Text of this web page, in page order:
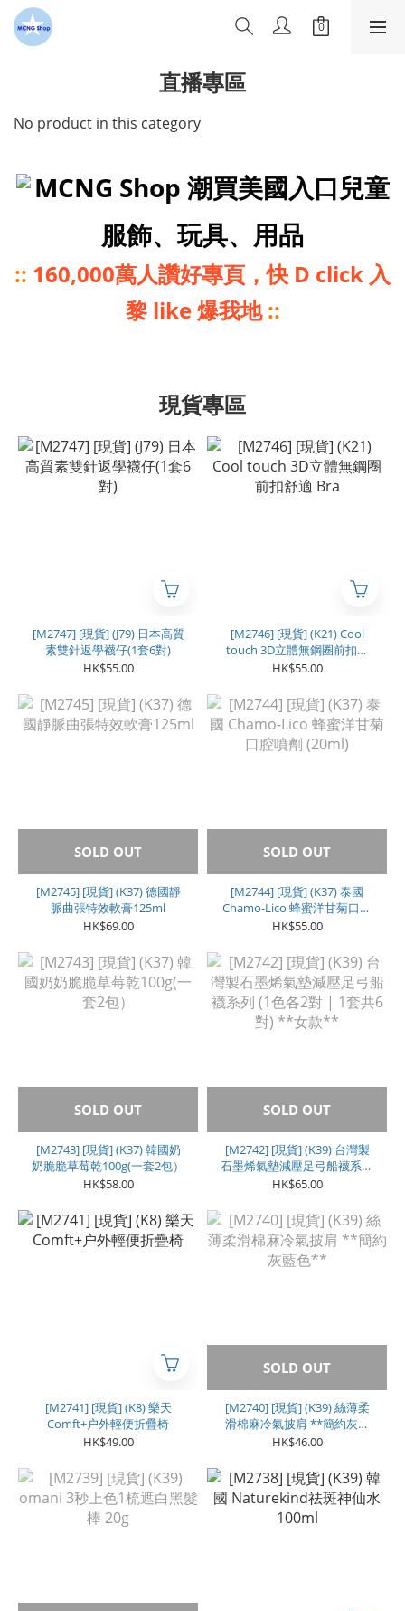
直播專區
No product in this category
MCNG Shop 潮買美國入口兒童
服飾、玩具、用品
:: 160,000萬人讚好專頁，快 D click 入
黎 like 爆我地::
現貨專區
[M2747] [現貨] (J79) 日本高質
素雙針返學襪仔(1套6對)
HK$55.00
[M2746] [現貨] (K21) Cool
touch 3D立體無鋼圈前扣舒
適 Bra
HK$55.00
SOLD OUT
[M2745] [現貨] (K37) 德國靜
脈曲張特效軟膏125ml
HK$69.00
SOLD OUT
[M2744] [現貨] (K37) 泰國
Chamo-Lico 蜂蜜洋甘菊口腔
噴劑 (20ml)
HK$55.00
SOLD OUT
[M2743] [現貨] (K37) 韓國奶
奶脆脆草莓乾100g(一套2包）
HK$58.00
SOLD OUT
[M2742] [現貨] (K39) 台灣製
石墨烯氣墊減壓足弓船襪系列
(1色各2對 | 1套共6對) **女
HK$65.00
[M2741] [現貨] (K8) 樂天
Comft+户外輕便折疊椅
HK$49.00
SOLD OUT
[M2740] [現貨] (K39) 絲薄柔
滑棉麻冷氣披肩 **簡約灰藍
色**
HK$46.00